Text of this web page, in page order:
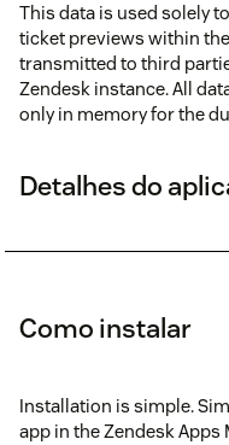
This data is used solely
ticket previews within
transmitted to third
Zendesk instance. All
only in memory for the
Detalhes do
Como instalar
Installation is simple.
app in the Zendesk